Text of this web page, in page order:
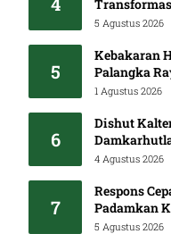
5 Agustus 2026
5
Kebakaran
Palangka
1 Agustus 2026
6
Dishut
4 Agustus 2026
7
Respons
Padamkan
5 Agustus 2026